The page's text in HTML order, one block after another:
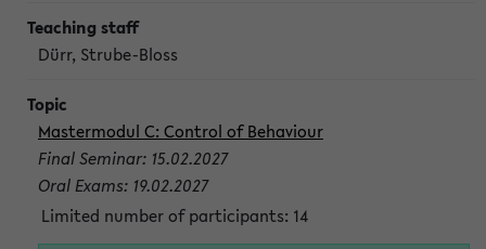
Dürr, Strube-Bloss
Mastermodul C: Control of Behaviour
Final Seminar: 15.02.2027
Oral Exams: 19.02.2027
Limited number of participants: 14